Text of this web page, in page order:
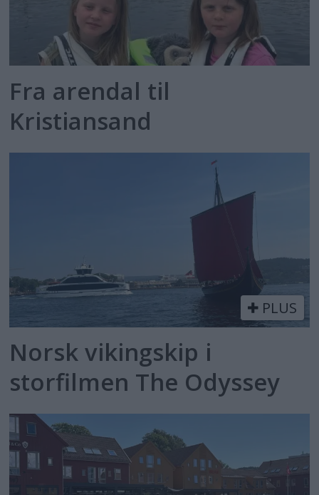
Fra arendal til
Kristiansand
PLUS
Norsk vikingskip i
storfilmen The Odyssey